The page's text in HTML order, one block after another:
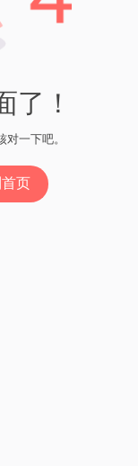
了！
一下吧。
页